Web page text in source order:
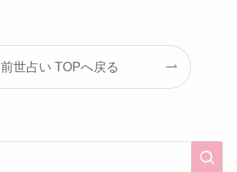
前世占い TOPへ戻る